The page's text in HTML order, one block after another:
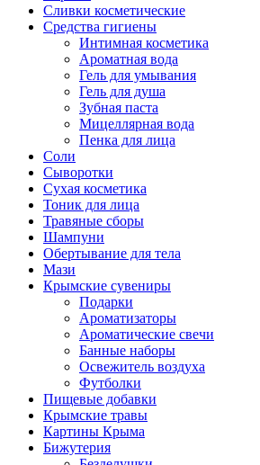
Сливки косметические
Средства гигиены
Интимная косметика
Ароматная вода
Гель для умывания
Гель для душа
Зубная паста
Мицеллярная вода
Пенка для лица
Соли
Сыворотки
Сухая косметика
Тоник для лица
Травяные сборы
Шампуни
Обертывание для тела
Мази
Крымские сувениры
Подарки
Ароматизаторы
Ароматические свечи
Банные наборы
Освежитель воздуха
Футболки
Пищевые добавки
Крымские травы
Картины Крыма
Бижутерия